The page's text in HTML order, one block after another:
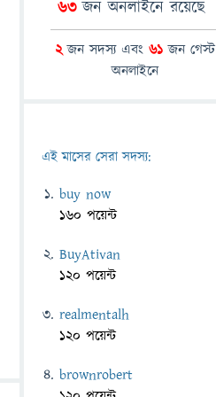
63জন অনলাইনে রয়েছে
2জন সদস্য এবং 61 জন গেস্ট
অনলাইনে
এই মাসের সেরা সদস্য:
buy now
160 পয়েন্ট
BuyAtivan
120 পয়েন্ট
realmentalh
120 পয়েন্ট
brownrobert